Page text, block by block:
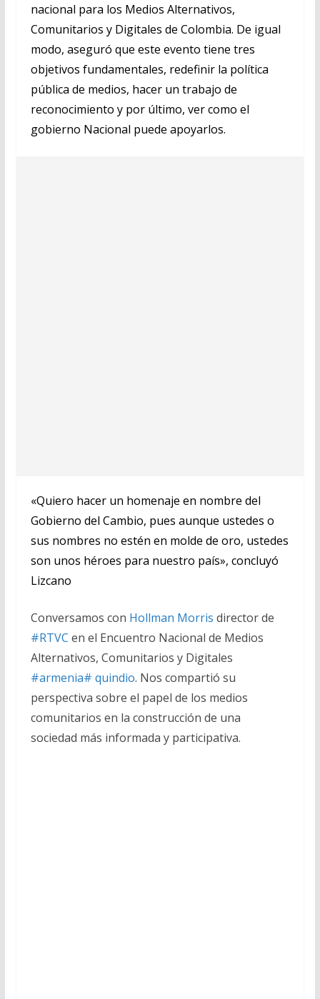
nacional para los Medios Alternativos,
Comunitarios y Digitales de Colombia. De igual
modo, aseguró que este evento tiene tres
objetivos fundamentales, redefinir la política
pública de medios, hacer un trabajo de
reconocimiento y por último, ver como el
gobierno Nacional puede apoyarlos.
«Quiero hacer un homenaje en nombre del
Gobierno del Cambio, pues aunque ustedes o
sus nombres no estén en molde de oro, ustedes
son unos héroes para nuestro país», concluyó
Lizcano
Conversamos con Hollman Morris director de
#RTVC en el Encuentro Nacional de Medios
Alternativos, Comunitarios y Digitales
#armenia# quindio. Nos compartió su
perspectiva sobre el papel de los medios
comunitarios en la construcción de una
sociedad más informada y participativa.